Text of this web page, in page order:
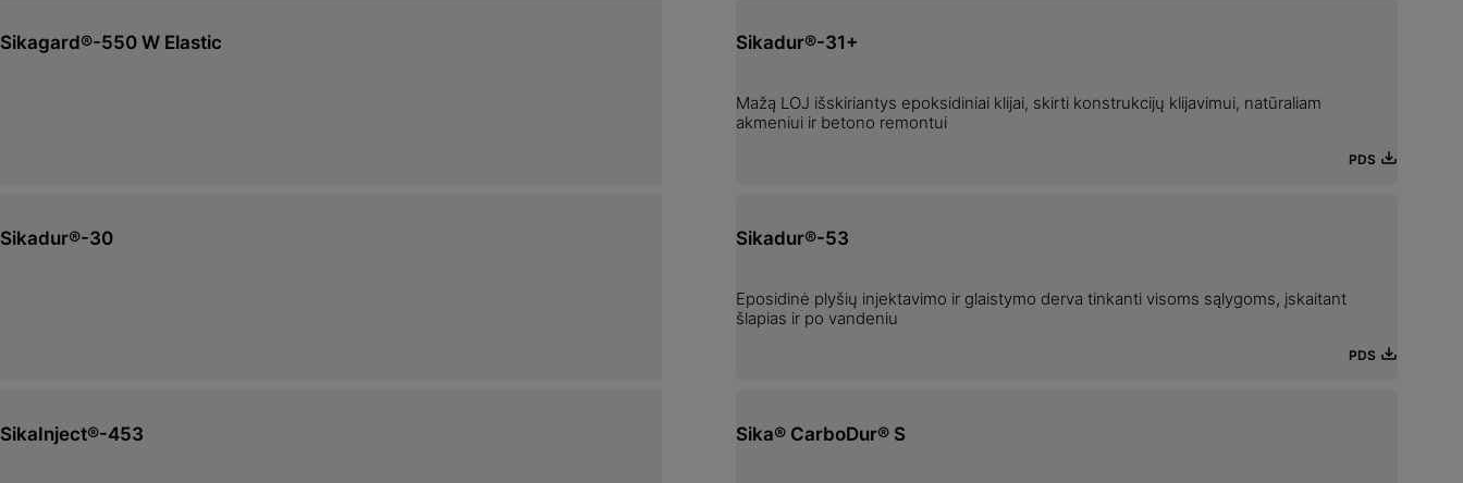
Sikagard®-550 W Elastic Sikadur®-31+
Mažą LOJ išskiriantys epoksidiniai klijai, skirti konstrukcijų klijavimui, natūraliam
akmeniui ir betono remontui
PDS
Sikadur®-30 Sikadur®-53
Eposidinė plyšių injektavimo ir glaistymo derva tinkanti visoms sąlygoms, įskaitant
šlapias ir po vandeniu
PDS
SikaInject®-453 Sika® CarboDur® S